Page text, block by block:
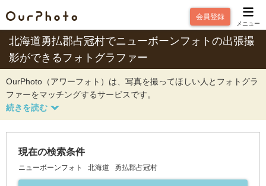
会員登録
メニュー
北海道勇払郡占冠村でニューボーンフォトの出張撮
影ができるフォトグラファー
OurPhoto（アワーフォト）は、写真を撮ってほしい人とフォトグラ
ファーをマッチングするサービスです。
現在の検索条件
ニューボーンフォト 北海道 勇払郡占冠村